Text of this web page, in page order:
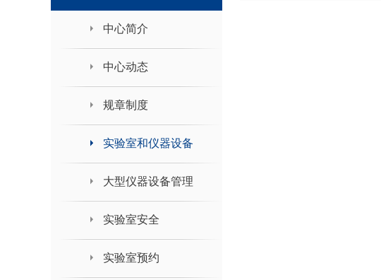
中心简介
中心动态
规章制度
实验室和仪器设备
大型仪器设备管理
实验室安全
实验室预约